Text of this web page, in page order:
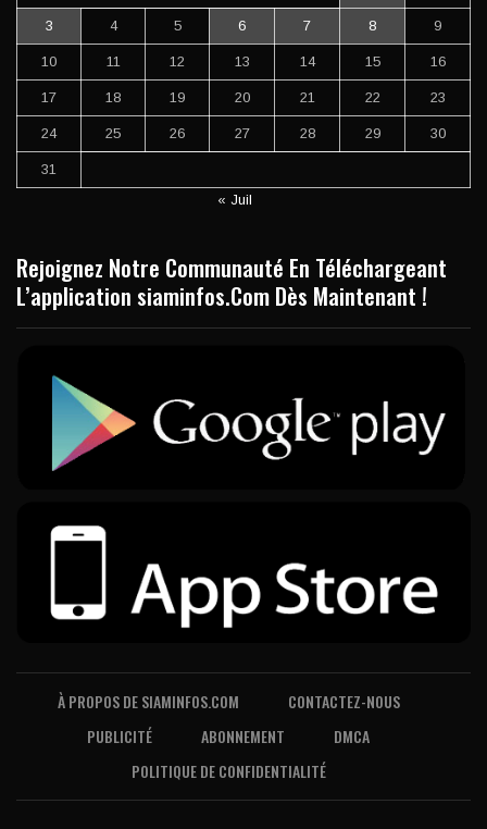
3 4 5 6 7 8 9
10 11 12 13 14 15 16
17 18 19 20 21 22 23
24 25 26 27 28 29 30
31
« Juil
Rejoignez Notre Communauté En Téléchargeant
L’application siaminfos.Com Dès Maintenant !
À PROPOS DE SIAMINFOS.COM
CONTACTEZ-NOUS
PUBLICITÉ
ABONNEMENT
DMCA
POLITIQUE DE CONFIDENTIALITÉ